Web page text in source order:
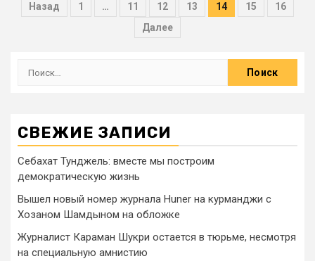
Назад 1 … 11 12 13 14 15
16
Далее
СВЕЖИЕ ЗАПИСИ
Себахат Тунджель: вместе мы построим
демократическую жизнь
Вышел новый номер журнала Huner на курманджи с
Хозаном Шамдыном на обложке
Журналист Караман Шукри остается в тюрьме, несмотря
на специальную амнистию